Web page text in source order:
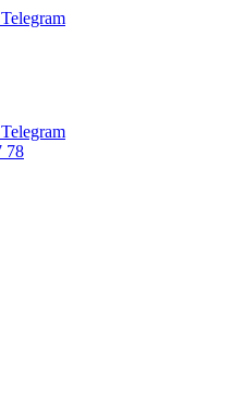
Telegram
Telegram